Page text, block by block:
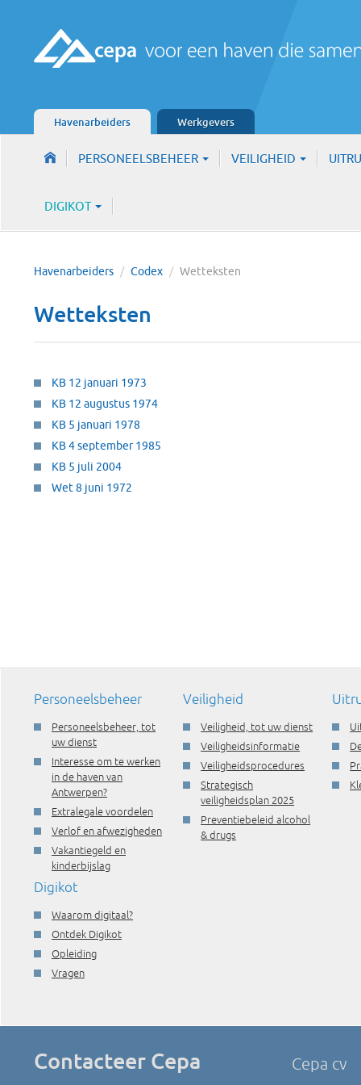
Havenarbeiders Werkgevers
PERSONEELSBEHEER VEILIGHEID
DIGIKOT
Havenarbeiders / Codex / Wetteksten
Wetteksten
KB 12 januari 1973
KB 12 augustus 1974
KB 5 januari 1978
KB 4 september 1985
KB 5 juli 2004
Wet 8 juni 1972
Personeelsbeheer
Personeelsbeheer, tot
uw dienst
Interesse om te werken
in de haven van
Antwerpen?
Extralegale voordelen
Verlof en afwezigheden
Vakantiegeld en
kinderbijslag
Veiligheid
Veiligheid, tot uw dienst
Veiligheidsinformatie
Veiligheidsprocedures
Strategisch
veiligheidsplan 2025
Preventiebeleid alcohol
& drugs
Digikot
Waarom digitaal?
Ontdek Digikot
Opleiding
Vragen
Contacteer Cepa Cepa cv